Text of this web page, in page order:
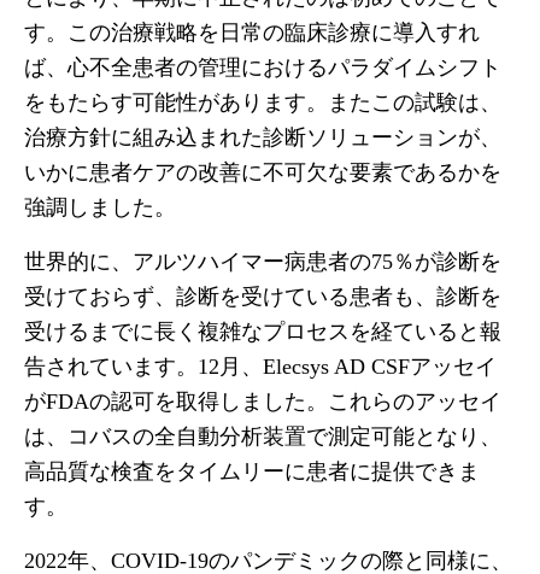
す。この治療戦略を日常の臨床診療に導入すれ
ば、心不全患者の管理におけるパラダイムシフト
をもたらす可能性があります。またこの試験は、
治療方針に組み込まれた診断ソリューションが、
いかに患者ケアの改善に不可欠な要素であるかを
強調しました。
世界的に、アルツハイマー病患者の75％が診断を
受けておらず、診断を受けている患者も、診断を
受けるまでに長く複雑なプロセスを経ていると報
告されています。12月、Elecsys AD CSFアッセイ
がFDAの認可を取得しました。これらのアッセイ
は、コバスの全自動分析装置で測定可能となり、
高品質な検査をタイムリーに患者に提供できま
す。
2022年、COVID-19のパンデミックの際と同様に、